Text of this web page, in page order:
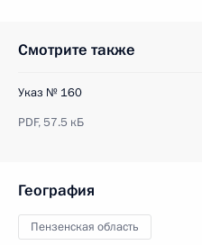
Смотрите также
Указ № 160
PDF,57.5 кБ
География
Пензенская область